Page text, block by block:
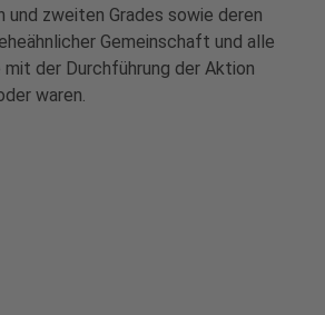
und zweiten Grades sowie deren
Gemeinschaft und alle
der Durchführung der Aktion
waren.